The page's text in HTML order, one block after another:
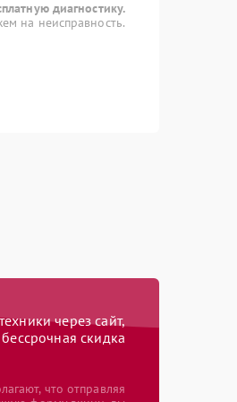
диагностику.
на неисправность.
через сайт,
скидка
что отправляя